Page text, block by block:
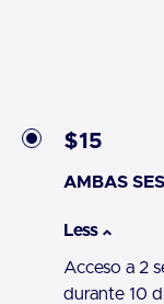
$15
AMBAS
Less
Acceso a 2
durante 10